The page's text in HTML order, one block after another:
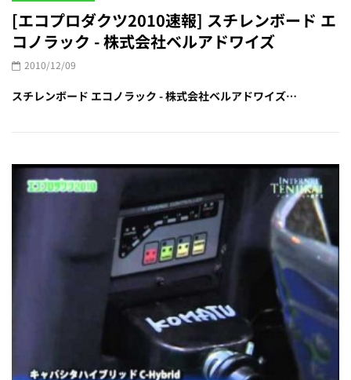
[エコプロダクツ2010速報] スチレンボード エ
コノラック - 株式会社ベルアドワイズ
2010/12/09
スチレンボード エコノラック - 株式会社ベルアドワイズ…